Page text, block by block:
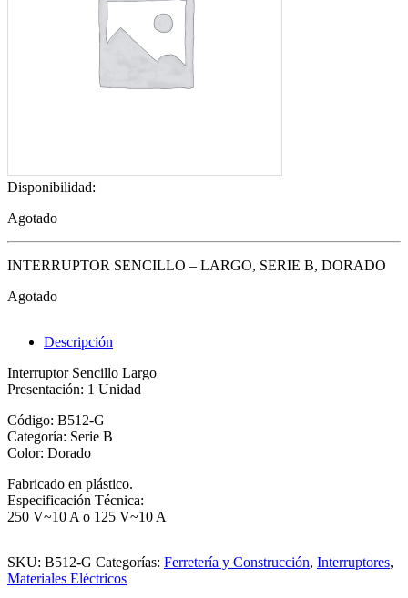
Disponibilidad:
Agotado
INTERRUPTOR SENCILLO – LARGO, SERIE B, DORADO
Agotado
Descripción
Interruptor Sencillo Largo
Presentación: 1 Unidad
Código: B512-G
Categoría: Serie B
Color: Dorado
Fabricado en plástico.
Especificación Técnica:
250 V~10 A o 125 V~10 A
SKU: B512-G Categorías: Ferretería y Construcción, Interruptores,
Materiales Eléctricos